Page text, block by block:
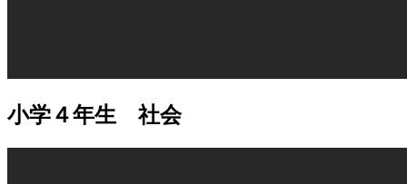
小学４年生 社会